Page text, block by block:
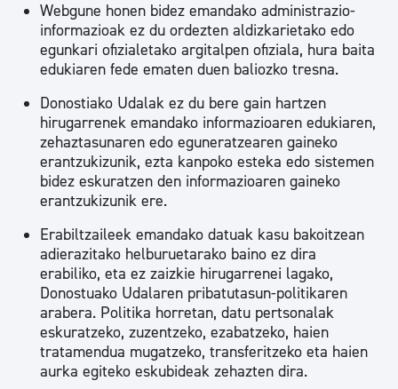
Webgune honen bidez emandako administrazio-
informazioak ez du ordezten aldizkarietako edo
egunkari ofizialetako argitalpen ofiziala, hura baita
edukiaren fede ematen duen baliozko tresna.
Donostiako Udalak ez du bere gain hartzen
hirugarrenek emandako informazioaren edukiaren,
zehaztasunaren edo eguneratzearen gaineko
erantzukizunik, ezta kanpoko esteka edo sistemen
bidez eskuratzen den informazioaren gaineko
erantzukizunik ere.
Erabiltzaileek emandako datuak kasu bakoitzean
adierazitako helburuetarako baino ez dira
erabiliko, eta ez zaizkie hirugarrenei lagako,
Donostuako Udalaren pribatutasun-politikaren
arabera. Politika horretan, datu pertsonalak
eskuratzeko, zuzentzeko, ezabatzeko, haien
tratamendua mugatzeko, transferitzeko eta haien
aurka egiteko eskubideak zehazten dira.